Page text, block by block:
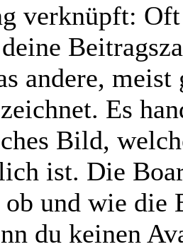
verknüpft:
andere,
Es
Bild,
ist. Die
und wie die
du keinen